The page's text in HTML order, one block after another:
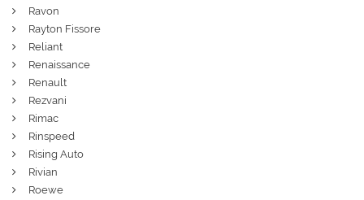
Ravon
Rayton Fissore
Reliant
Renaissance
Renault
Rezvani
Rimac
Rinspeed
Rising Auto
Rivian
Roewe